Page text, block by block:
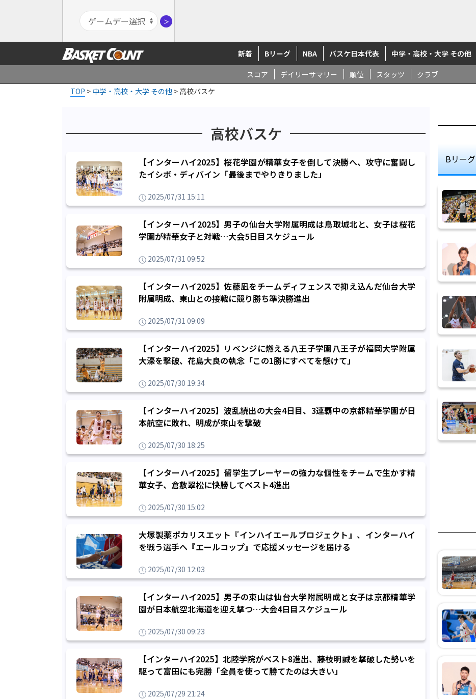
＞
新着 Bリーグ NBA バスケ日本代表 中学・高校・大学 その他
スコア デイリーサマリー 順位 スタッツ
クラブ
TOP > 中学・高校・大学 その他 > 高校バスケ
高校バスケ
【インターハイ2025】桜花学園が精華女子を倒して決勝へ、攻守に奮闘し
たイシボ・ディバイン「最後までやりきりました」
2025/07/31 15:11
【インターハイ2025】男子の仙台大学附属明成は鳥取城北と、女子は桜花
学園が精華女子と対戦…大会5日目スケジュール
2025/07/31 09:52
【インターハイ2025】佐藤凪をチームディフェンスで抑え込んだ仙台大学
附属明成、東山との接戦に競り勝ち準決勝進出
2025/07/31 09:09
【インターハイ2025】リベンジに燃える八王子学園八王子が福岡大学附属
大濠を撃破、花島大良の執念「この1勝にすべてを懸けて」
2025/07/30 19:34
【インターハイ2025】波乱続出の大会4日目、3連覇中の京都精華学園が日
本航空に敗れ、明成が東山を撃破
2025/07/30 18:25
【インターハイ2025】留学生プレーヤーの強力な個性をチームで生かす精
華女子、倉敷翠松に快勝してベスト4進出
2025/07/30 15:02
大塚製薬ポカリスエット『インハイエールプロジェクト』、インターハイ
を戦う選手へ『エールコップ』で応援メッセージを届ける
2025/07/30 12:03
【インターハイ2025】男子の東山は仙台大学附属明成と女子は京都精華学
園が日本航空北海道を迎え撃つ…大会4日目スケジュール
2025/07/30 09:23
【インターハイ2025】北陸学院がベスト8進出、藤枝明誠を撃破した勢いを
駆って富田にも完勝「全員を使って勝てたのは大きい」
2025/07/29 21:24
Bリーグ